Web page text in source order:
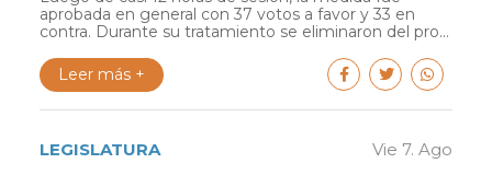
aprobada en general con 37 votos a favor y 33 en
contra. Durante su tratamiento se eliminaron del pro...
Leer más +
LEGISLATURA Vie 7. Ago